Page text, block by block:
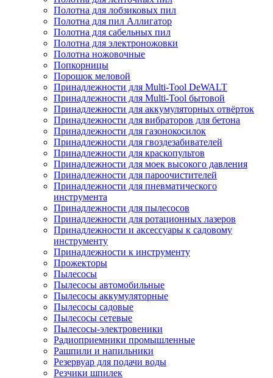
Полотна для лобзиковых пил
Полотна для пил Аллигатор
Полотна для сабельных пил
Полотна для электроножовки
Полотна ножовочные
Попкорницы
Порошок меловой
Принадлежности для Multi-Tool DeWALT
Принадлежности для Multi-Tool бытовой
Принадлежности для аккумуляторных отвёрток
Принадлежности для вибраторов для бетона
Принадлежности для газонокосилок
Принадлежности для гвоздезабивателей
Принадлежности для краскопультов
Принадлежности для моек высокого давления
Принадлежности для пароочистителей
Принадлежности для пневматического
инструмента
Принадлежности для пылесосов
Принадлежности для ротационных лазеров
Принадлежности и аксессуары к садовому
инструменту
Принадлежности к инструменту
Прожекторы
Пылесосы
Пылесосы автомобильные
Пылесосы аккумуляторные
Пылесосы садовые
Пылесосы сетевые
Пылесосы-электровеники
Радиоприемники промышленные
Рашпили и напильники
Резервуар для подачи воды
Резчики шпилек